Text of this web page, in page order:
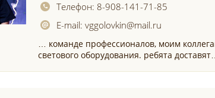
Телефон: 8-908-141-71-85
E-mail:vggolovkin@mail.ru
… команде профессионалов, моим
светового оборудования. ребята